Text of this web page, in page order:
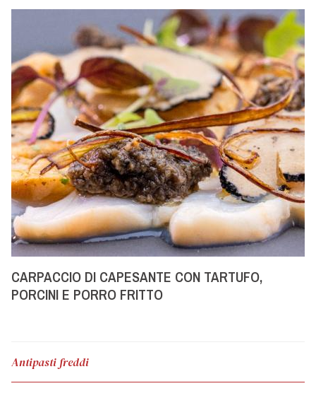
CARPACCIO DI CAPESANTE CON TARTUFO,
PORCINI E PORRO FRITTO
Antipasti freddi